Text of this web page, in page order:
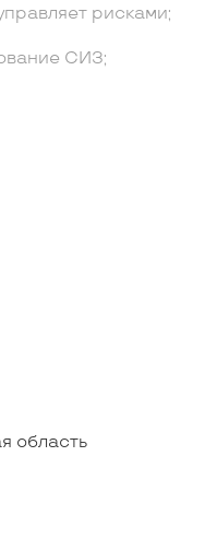
рисками;
СИЗ;
область